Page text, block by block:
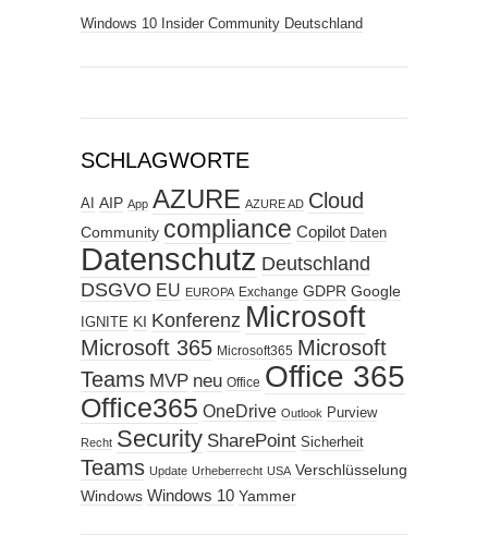
Windows 10 Insider Community Deutschland
SCHLAGWORTE
AI AIP App AZURE AZURE AD Cloud
Community compliance Copilot Daten
Datenschutz Deutschland
DSGVO EU EUROPA Exchange GDPR Google
IGNITE KI Konferenz Microsoft
Microsoft 365 Microsoft365 Microsoft
Teams MVP neu Office Office 365
Office365 OneDrive Outlook Purview
Recht Security SharePoint Sicherheit
Teams Update Urheberrecht USA Verschlüsselung
Windows Windows 10 Yammer